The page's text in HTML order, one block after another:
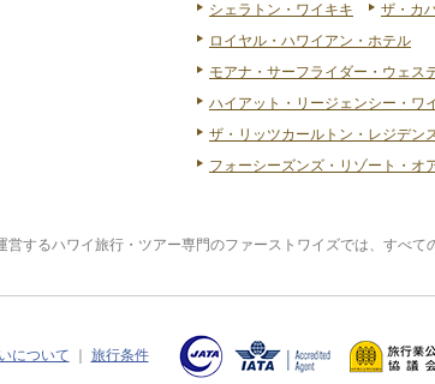
シェラトン・ワイキキ
ザ・カ
ロイヤル・ハワイアン・ホテル
モアナ・サーフライダー・ウェス
ハイアット・リージェンシー・ワ
ザ・リッツカールトン・レジデン
フォーシーズンズ・リゾート・オ
するハワイ旅行・ツアー専門のファーストワイズでは、すべ
について 旅行条件